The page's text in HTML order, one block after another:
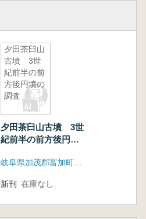
夕田茶臼山
古墳 3世
紀前半の前
方後円墳の
調査
夕田茶臼山古墳 3世
紀前半の前方後円墳
新刊 在庫なし